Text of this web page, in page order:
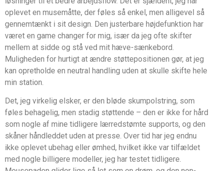
oplevet en musemåtte, der føles så enkel, men alligevel så
gennemtænkt i sit design. Den justerbare højdefunktion har
været en game changer for mig, især da jeg ofte skifter
mellem at sidde og stå ved mit hæve-sænkebord.
Muligheden for hurtigt at ændre støttepositionen gør, at jeg
kan opretholde en neutral handling uden at skulle skifte hele
min station.
Det, jeg virkelig elsker, er den bløde skumpolstring, som
føles behagelig, men stadig støttende – den er ikke for hård
som nogle af mine tidligere lærredstømte supports, og den
skåner håndleddet uden at presse. Over tid har jeg endnu
ikke oplevet ubehag eller ømhed, hvilket ikke var tilfældet
med nogle billigere modeller, jeg har testet tidligere.